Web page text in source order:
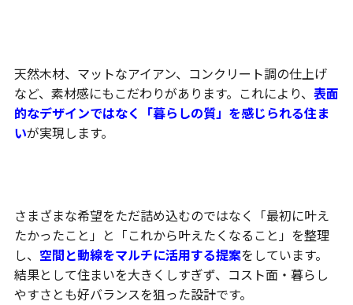
天然木材、マットなアイアン、コンクリート調の仕上げ
など、素材感にもこだわりがあります。これにより、 表面
的なデザインではなく「暮らしの質」を感じられる住ま
いが実現します。
さまざまな希望をただ詰め込むのではなく「最初に叶え
たかったこと」と「これから叶えたくなること」を整理
し、 空間と動線をマルチに活用する提案をしています。
結果として住まいを大きくしすぎず、コスト面・暮らし
やすさとも好バランスを狙った設計です。